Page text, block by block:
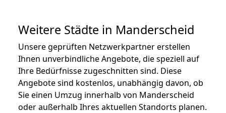
Weitere Städte in Manderscheid
Unsere geprüften Netzwerkpartner erstellen
Ihnen unverbindliche Angebote, die speziell auf
Ihre Bedürfnisse zugeschnitten sind. Diese
Angebote sind kostenlos, unabhängig davon, ob
Sie einen Umzug innerhalb von Manderscheid
oder außerhalb Ihres aktuellen Standorts planen.